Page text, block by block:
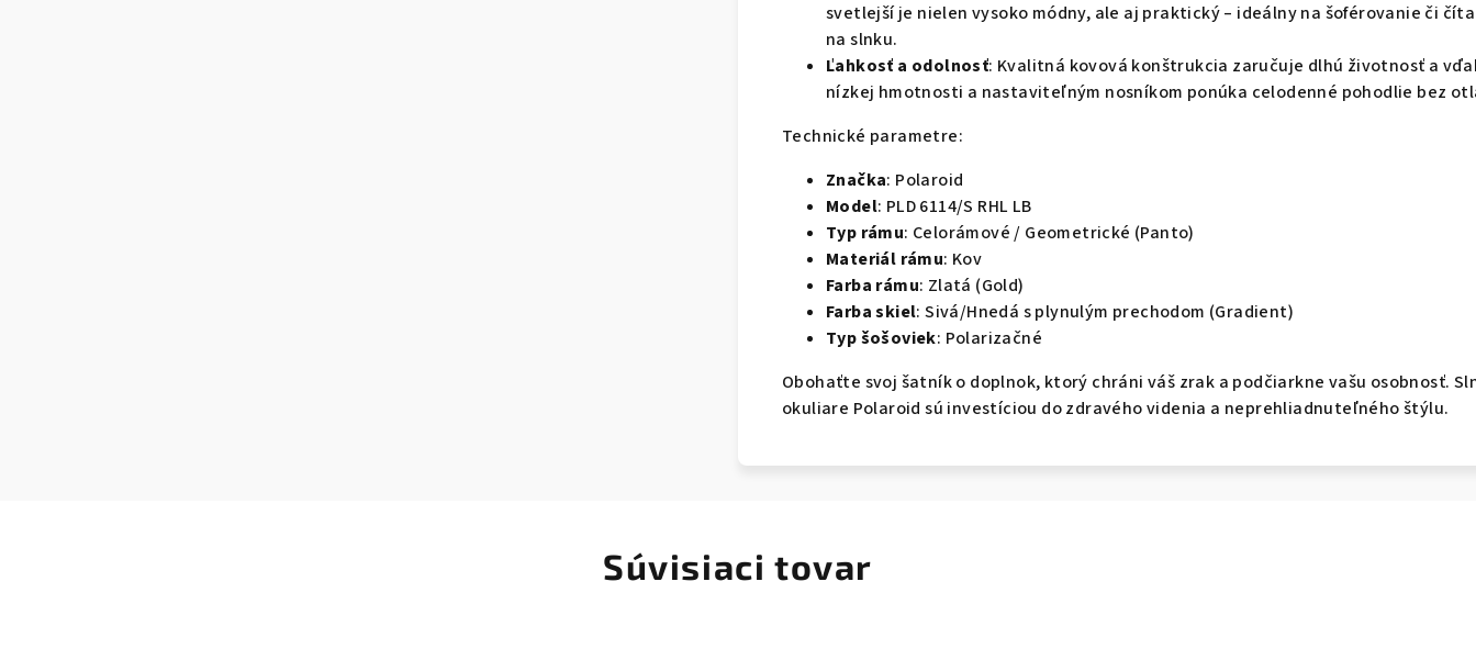
svetlejší je nielen vysoko módny, ale aj praktický – ideálny na šoférovanie či
na slnku.
Ľahkosť a odolnosť: Kvalitná kovová konštrukcia zaručuje dlhú životnosť a
nízkej hmotnosti a nastaviteľným nosníkom ponúka celodenné pohodlie bez
Technické parametre:
Značka: Polaroid
Model: PLD 6114/S RHL LB
Typ rámu: Celorámové / Geometrické (Panto)
Materiál rámu: Kov
Farba rámu: Zlatá (Gold)
Farba skiel: Sivá/Hnedá s plynulým prechodom (Gradient)
Typ šošoviek: Polarizačné
Obohaťte svoj šatník o doplnok, ktorý chráni váš zrak a podčiarkne vašu osobnosť.
okuliare Polaroid sú investíciou do zdravého videnia a neprehliadnuteľného štýlu.
Súvisiaci tovar